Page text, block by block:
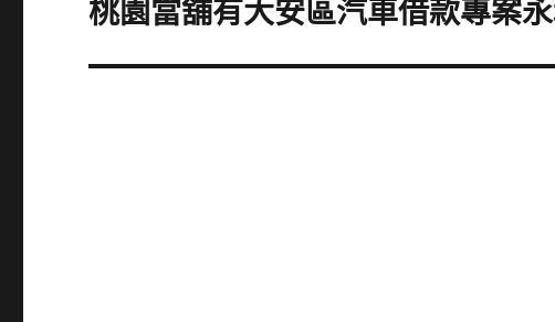
下
篇
桃園當舖有大安區汽車借款專案